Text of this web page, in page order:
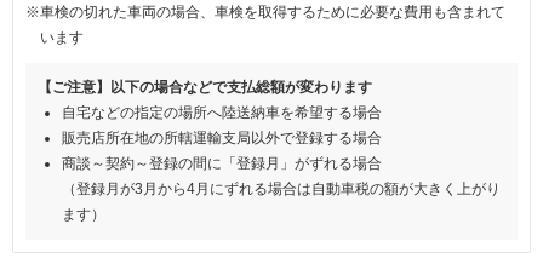
※車検の切れた車両の場合、車検を取得するために必要な費用も含まれて
います
【ご注意】以下の場合などで支払総額が変わります
自宅などの指定の場所へ陸送納車を希望する場合
販売店所在地の所轄運輸支局以外で登録する場合
商談～契約～登録の間に「登録月」がずれる場合
（登録月が3月から4月にずれる場合は自動車税の額が大きく上がり
ます）